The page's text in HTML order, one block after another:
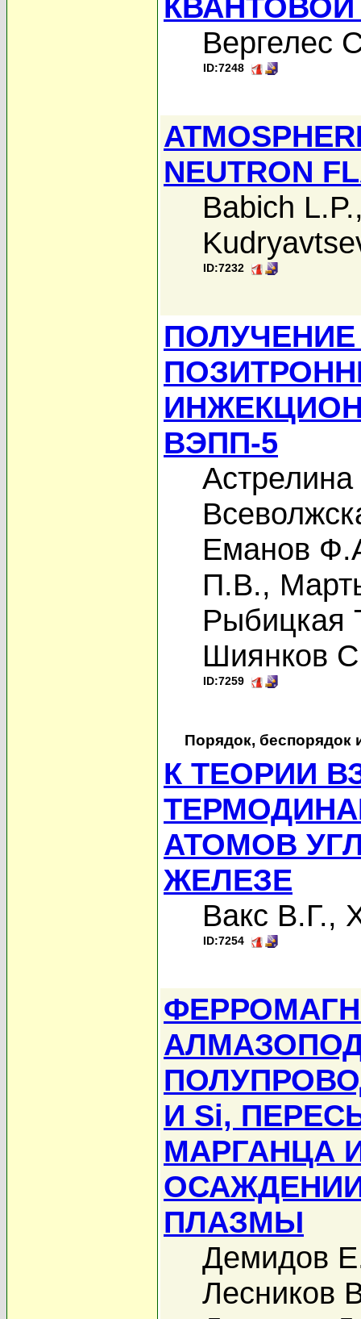
Вергелес
ID:7248
NEUTRON
Babich L.P.
ID:7232
ВЭПП-5
Еманов
П.В.,
Рыбицкая
Шиянков
ID:7259
Порядок, беспорядок
К ТЕОРИИ
АТОМОВ
ЖЕЛЕЗЕ
Вакс В.Г.,
ID:7254
И Si,
МАРГАНЦА
ПЛАЗМЫ
Демидов
Лесников